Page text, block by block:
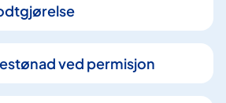
ved permisjon